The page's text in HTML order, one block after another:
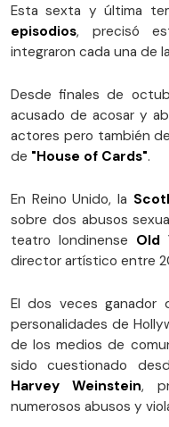
Esta sexta y última
episodios, precisó
integraron cada una de
Desde finales de
acusado de acosar y
actores pero también
de "House of Cards".
En Reino Unido, la
sobre dos abusos
teatro londinense Old
director artístico entre
El dos veces ganador
personalidades de
de los medios de
sido cuestionado
Harvey Weinstein,
numerosos abusos y